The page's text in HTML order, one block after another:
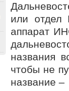
или отдел
аппарат
названия
чтобы не
название –